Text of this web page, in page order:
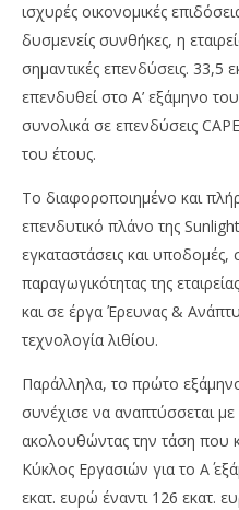
NOW
Sunlight Group:
δυνατό εξάμηνο και
30/10/2022
pressroom
ισχυρές οικονομικές
δυσμενείς συνθήκες, η
σημαντικές επενδύσεις. 33,5
επενδυθεί στο Α’ εξάμηνο
συνολικά σε επενδύσεις
του έτους.
Το διαφοροποιημένο και
επενδυτικό πλάνο της
εγκαταστάσεις και
παραγωγικότητας της
και σε έργα Έρευνας &
τεχνολογία λιθίου.
Παράλληλα, το πρώτο
συνέχισε να αναπτύσσεται
ακολουθώντας την τάση που
Κύκλος Εργασιών για το Α΄
εκατ. ευρώ έναντι 126 εκατ.